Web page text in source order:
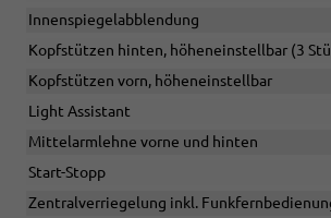
Innenspiegelabblendung
Kopfstützen hinten, höheneinstellbar (3
Kopfstützen vorn, höheneinstellbar
Light Assistant
Mittelarmlehne vorne und hinten
Start-Stopp
Zentralverriegelung inkl.